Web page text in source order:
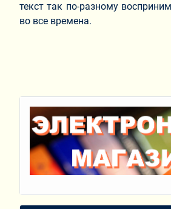
текст так по-разному
во все времена.